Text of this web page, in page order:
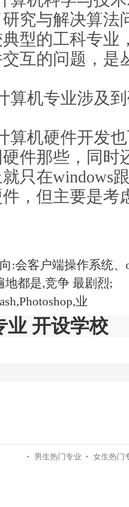
究与解决算法
型的工科专业
互的问题，是
机专业涉及到
机硬件开发也
件那些，同时
只在windows
，但主要是考
客户端操作系统、
地都是,竞争 最剧
业
业 开设学校
• 男生热门专业 • 女生热门